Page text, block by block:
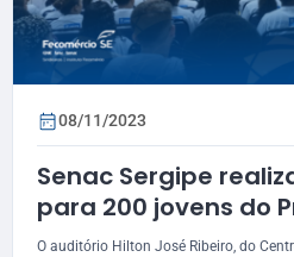
08/11/2023
Senac Sergipe
para 200 jovens do
Emprego
O auditório Hilton José Ribeiro, do